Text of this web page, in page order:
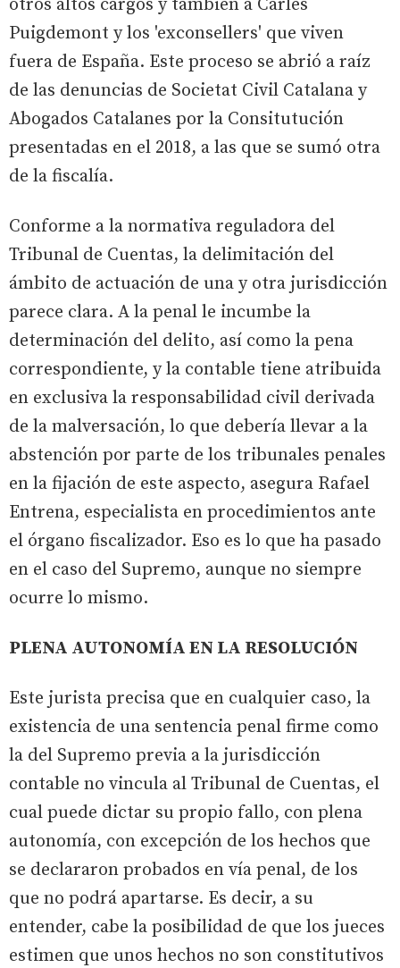
otros altos cargos y también a Carles
Puigdemont y los 'exconsellers' que viven
fuera de España. Este proceso se abrió a raíz
de las denuncias de Societat Civil Catalana y
Abogados Catalanes por la Consitutución
presentadas en el 2018, a las que se sumó otra
de la fiscalía.
Conforme a la normativa reguladora del
Tribunal de Cuentas, la delimitación del
ámbito de actuación de una y otra jurisdicción
parece clara. A la penal le incumbe la
determinación del delito, así como la pena
correspondiente, y la contable tiene atribuida
en exclusiva la responsabilidad civil derivada
de la malversación, lo que debería llevar a la
abstención por parte de los tribunales penales
en la fijación de este aspecto, asegura Rafael
Entrena, especialista en procedimientos ante
el órgano fiscalizador. Eso es lo que ha pasado
en el caso del Supremo, aunque no siempre
ocurre lo mismo.
PLENA AUTONOMÍA EN LA RESOLUCIÓN
Este jurista precisa que en cualquier caso, la
existencia de una sentencia penal firme como
la del Supremo previa a la jurisdicción
contable no vincula al Tribunal de Cuentas, el
cual puede dictar su propio fallo, con plena
autonomía, con excepción de los hechos que
se declararon probados en vía penal, de los
que no podrá apartarse. Es decir, a su
entender, cabe la posibilidad de que los jueces
estimen que unos hechos no son constitutivos